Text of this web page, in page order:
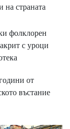
на страната
фолклорен
с уроци
от
въстание